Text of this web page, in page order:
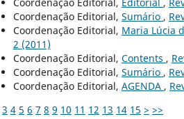
Coordenação Editorial, Editorial ,
Coordenação Editorial, Sumário ,
Coordenação Editorial, Maria Lúcia
2 (2011)
Coordenação Editorial, Contents ,
Coordenação Editorial, Sumário ,
Coordenação Editorial, AGENDA ,
3 4 5 6 7 8 9 10 11 12 13 14 15 > >>